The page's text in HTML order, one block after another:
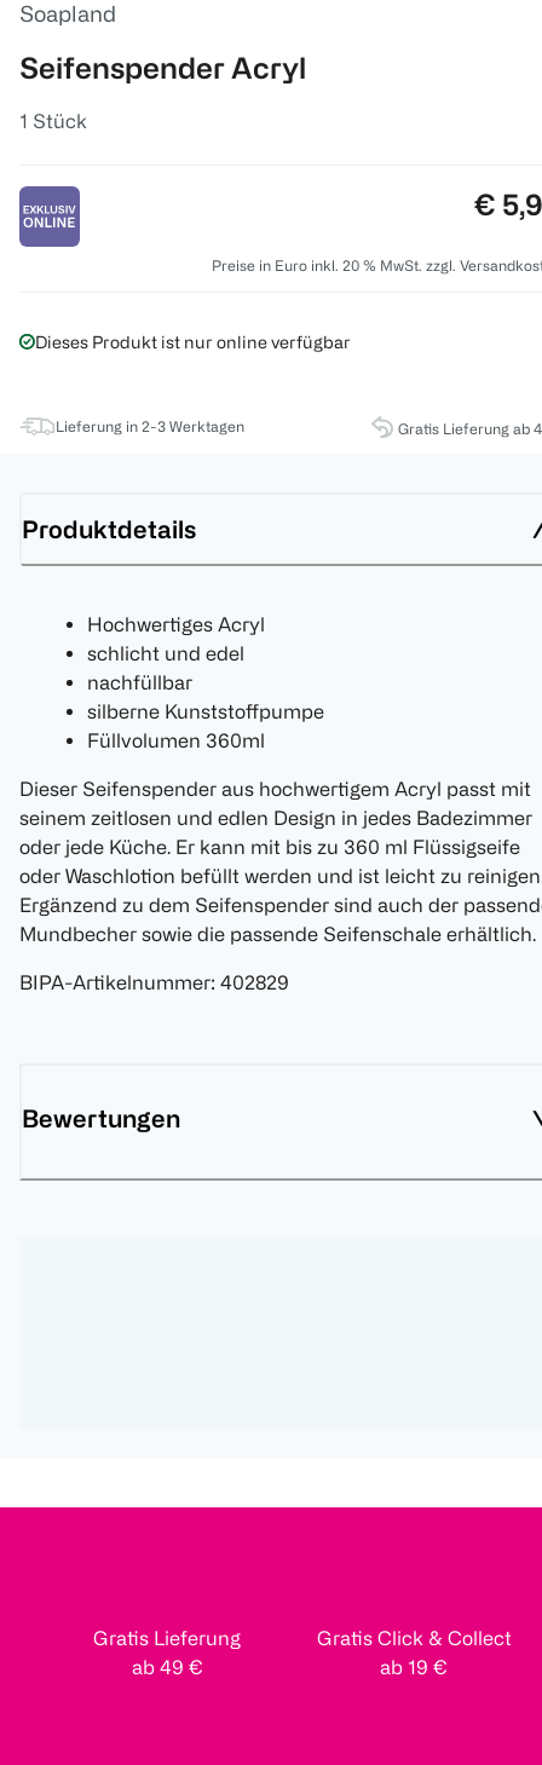
Soapland
Seifenspender Acryl
1 Stück
€
Preise in Euro inkl. 20 % MwSt. zzgl.
Dieses Produkt ist nur online verfügbar
Lieferung in 2-3 Werktagen Gratis Lieferung ab
Produktdetails
Hochwertiges Acryl
schlicht und edel
nachfüllbar
silberne Kunststoffpumpe
Füllvolumen 360ml
Dieser Seifenspender aus hochwertigem Acryl passt mit
seinem zeitlosen und edlen Design in jedes Badezimmer
oder jede Küche. Er kann mit bis zu 360 ml Flüssigseife
oder Waschlotion befüllt werden und ist leicht zu
Ergänzend zu dem Seifenspender sind auch der
Mundbecher sowie die passende Seifenschale erhältlich.
BIPA-Artikelnummer: 402829
Bewertungen
Gratis Lieferung
ab 49 €
Gratis Click & Collect
ab 19 €